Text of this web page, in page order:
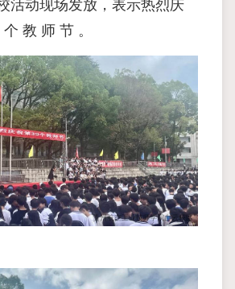
活动现场发放，表示热烈庆
教 师 节 。